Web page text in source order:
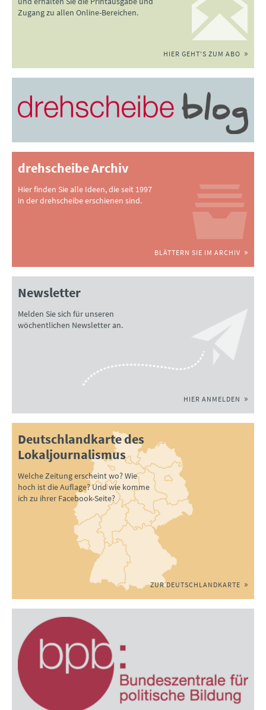
Zugang zu allen Online-Bereichen.
HIER GEHT'S ZUM ABO
drehscheibe Archiv
Hier finden Sie alle Ideen, die seit 1997
in der drehscheibe erschienen sind.
BLÄTTERN SIE IM ARCHIV
Newsletter
Melden Sie sich für unseren
wöchentlichen Newsletter an.
HIER ANMELDEN
Deutschlandkarte des
Lokaljournalismus
Welche Zeitung erscheint wo? Wie
hoch ist die Auflage? Und wie komme
ich zu ihrer Facebook-Seite?
ZUR DEUTSCHLANDKARTE